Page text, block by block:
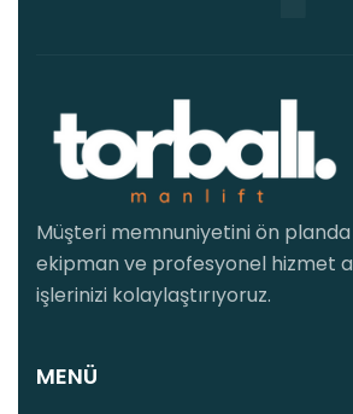
Müşteri memnuniyetini ön
ekipman ve profesyonel hizmet
işlerinizi kolaylaştırıyoruz.
MENÜ